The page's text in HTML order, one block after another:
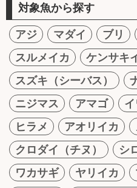
対象魚から探す
アジ マダイ ブリ
スルメイカ
ケンサキ
スズキ（シーバス）
ニジマス
アマゴ
ヒラメ
アオリイカ
クロダイ（チヌ）
シ
ワカサギ
ヤリイカ